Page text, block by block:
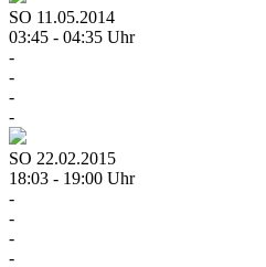
SO 11.05.2014
03:45 - 04:35 Uhr
-
-
-
-
SO 22.02.2015
18:03 - 19:00 Uhr
-
-
-
-